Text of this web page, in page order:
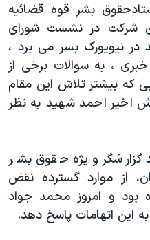
بشر قوه قضائیه
شرکت در نشست شورای
نیویورک بسر می برد ،
، به سوالات برخی از
که بیشتر تلاش این مقام
اخیر احمد شهید به نظر
ویژه حقوق بشر
از موارد گسترده نقض
بود و امروز محمد جواد
این اتهامات پاسخ دهد.